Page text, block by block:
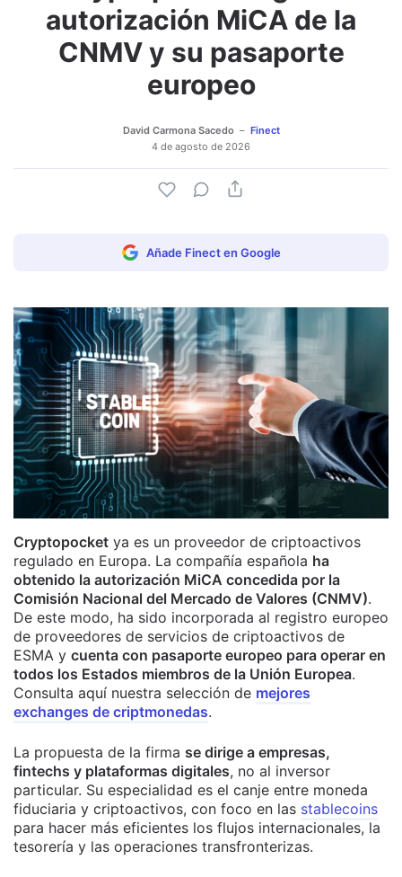
autorización MiCA de la
CNMV y su pasaporte
europeo
David Carmona Sacedo
Finect
4 de agosto de 2026
Añade Finect en Google
Cryptopocket ya es un proveedor de criptoactivos
regulado en Europa. La compañía española ha
obtenido la autorización MiCA concedida por la
Comisión Nacional del Mercado de Valores (CNMV).
De este modo, ha sido incorporada al registro europeo
de proveedores de servicios de criptoactivos de
ESMA y cuenta con pasaporte europeo para operar en
todos los Estados miembros de la Unión Europea.
Consulta aquí nuestra selección de mejores
exchanges de criptmonedas.
La propuesta de la firma se dirige a empresas,
fintechs y plataformas digitales, no al inversor
particular. Su especialidad es el canje entre moneda
fiduciaria y criptoactivos, con foco en las stablecoins
para hacer más eficientes los flujos internacionales, la
tesorería y las operaciones transfronterizas.